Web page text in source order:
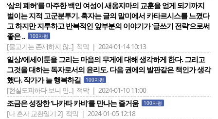
‘삶의 폐허’를 마주한 백인 여성이 새옹지마의 교훈을 얻게 되기까지
벌이는 지적 고군분투기. 혹자는 글의 말미에서 카타르시스를 느꼈다
고 하지만 지루하고 반복적인 앞부분의 이야기가 ‘글쓰기 전략‘으로써
좋은 ..
100자평
[물고기는 존재하지 않..] 적막 | 2024-01-14 10:13
일상/에세이툰을 그리는 마음의 무게에 대해 생각하게 한다. 그리고
그것을 대하는 독자로서의 윤리도. 다음 권에의 발판같은 책인가 생각
했다. 작가가 늘 행복하길
100자평
[현실도피하다 보니 만..] 적막 | 2024-01-10 11:00
조금은 성장한 ‘나카타 카비’를 만나는 즐거움 100자평
[나 혼자 교환일기 2] 적막 | 2024-01-05 12:18